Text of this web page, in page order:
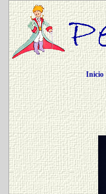
Inicio